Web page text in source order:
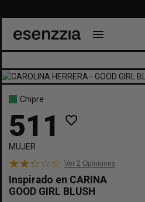
menu
Chipre
511 favorite_border
MUJER
Ver 2 Opiniones
Inspirado en CARINA
GOOD GIRL BLUSH